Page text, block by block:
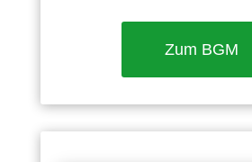
Zum BGM